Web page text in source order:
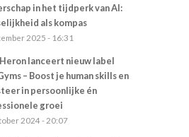
in het tijdperk van AI:
als kompas
2025 - 16:31
lanceert nieuw label
– Boost je human skills en
in persoonlijke én
groei
2024 - 20:07